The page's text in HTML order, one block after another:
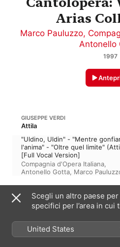
Arias
Marco Pauluzzo,
Antonello
1997
GIUSEPPE VERDI
Attila
"Uldino, Uldin" - "Mentre
l'anima" - "Oltre quel limite"
[Full Vocal Version]
Compagnia d'Opera Italiana,
Antonello Gotta, Marco
CAMILLE DU LOCLE: DON CARLO
"Ella giammai m'amò" (Filippo)
Vocal Version]
Antonello Gotta, Compagnia
Italiana,Marco Pauluzzo
Scegli un altro paese
specifici per l’area in cui
United States